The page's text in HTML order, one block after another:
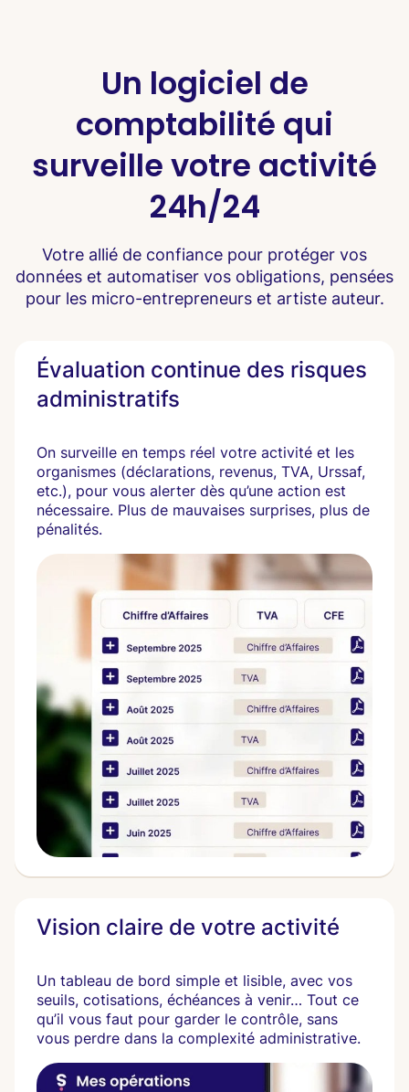
Un logiciel de
comptabilité qui
surveille votre activité
24h/24
Votre allié de confiance pour protéger vos
données et automatiser vos obligations, pensées
pour les micro-entrepreneurs et artiste auteur.
Évaluation continue des risques
administratifs
On surveille en temps réel votre activité et les
organismes (déclarations, revenus, TVA, Urssaf,
etc.), pour vous alerter dès qu’une action est
nécessaire. Plus de mauvaises surprises, plus de
pénalités.
Vision claire de votre activité
Un tableau de bord simple et lisible, avec vos
seuils, cotisations, échéances à venir… Tout ce
qu’il vous faut pour garder le contrôle, sans
vous perdre dans la complexité administrative.